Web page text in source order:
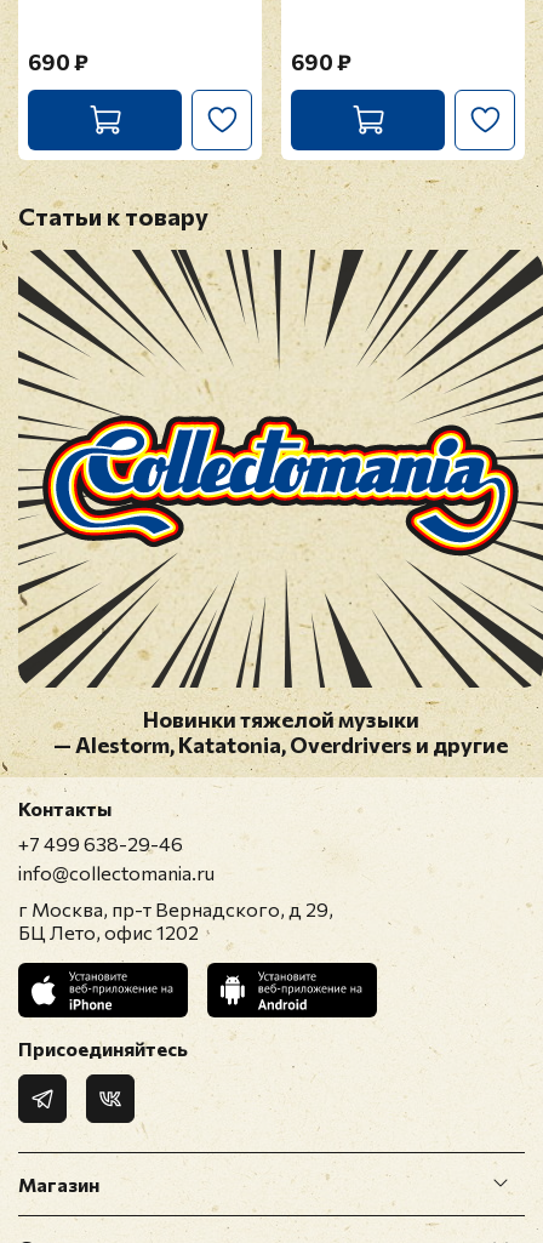
690 ₽ 690 ₽
Статьи к товару
Новинки тяжелой музыки
— Alestorm, Katatonia, Overdrivers и другие
Магазин
Контакты
+7 499 638-29-46
info@collectomania.ru
г Москва, пр-т Вернадского, д 29,
БЦ Лето, офис 1202
Присоединяйтесь